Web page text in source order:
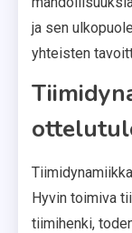
ja sen
yhteisten
Hyvin toimiva
tiimihenki,